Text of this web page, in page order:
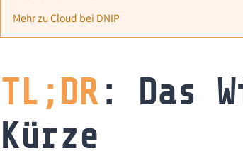
Mehr zu Cloud bei DNIP
TL;DR: Das
Kürze